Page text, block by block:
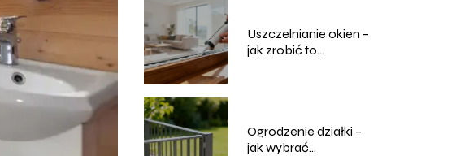
Uszczelnianie okien –
jak zrobić to
Ogrodzenie działki –
jak wybrać